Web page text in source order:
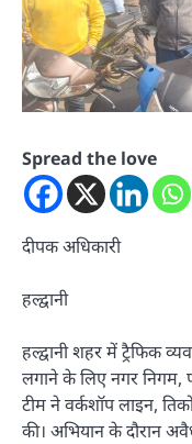
Spread the love
दीपक अधिकारी
हल्द्वानी
हल्द्वानी शहर में ट्रैफिक
लगाने के लिए नगर निगम,
टीम ने वर्कशॉप लाइन,
की। अभियान के दौरान